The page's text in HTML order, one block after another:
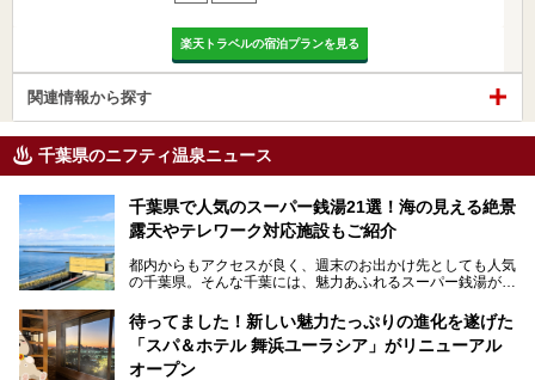
楽天トラベルの宿泊プランを見る
関連情報から探す
千葉県のニフティ温泉ニュース
千葉県で人気のスーパー銭湯21選！海の見える絶景
露天やテレワーク対応施設もご紹介
都内からもアクセスが良く、週末のお出かけ先としても人気
の千葉県。そんな千葉には、魅力あふれるスーパー銭湯がた
「サウナでしっかりととのいたい」「海が見える絶景で非日
常を味わいたい」「子連れでも気兼ねなく1日過ごした
い」。
待ってました！新しい魅力たっぷりの進化を遂げた
「スパ＆ホテル 舞浜ユーラシア」がリニューアル
オープン